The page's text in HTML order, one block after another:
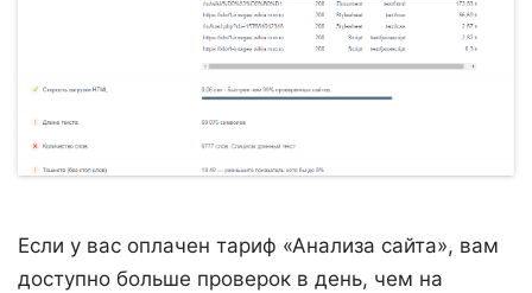
Если у вас оплачен тариф «Анализа сайта», вам
доступно больше проверок в день, чем на